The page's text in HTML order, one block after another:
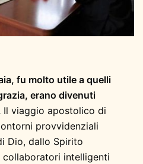
fu molto utile a quelli
erano divenuti
Il viaggio apostolico di
provvidenziali
Dio, dallo Spirito
intelligenti